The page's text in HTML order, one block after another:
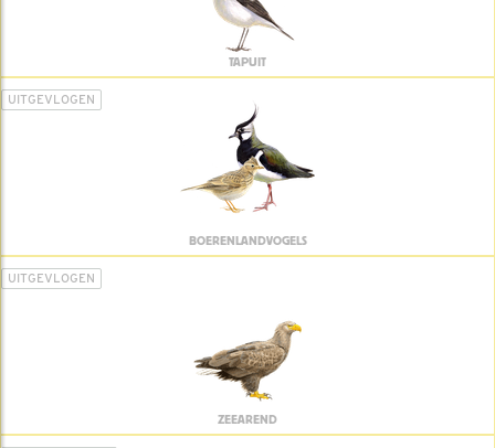
TAPUIT
UITGEVLOGEN
BOERENLANDVOGELS
UITGEVLOGEN
ZEEAREND